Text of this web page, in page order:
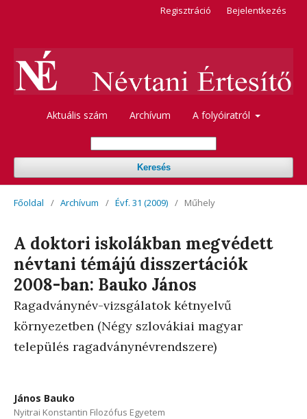
Aktuális szám Archívum A folyóiratról
Keresés
Regisztráció Bejelentkezés
Főoldal / Archívum / Évf. 31 (2009) / Műhely
A doktori iskolákban megvédett
névtani témájú disszertációk
2008-ban: Bauko János
Ragadványnév-vizsgálatok kétnyelvű
környezetben (Négy szlovákiai magyar
település ragadványnévrendszere)
János Bauko
Nyitrai Konstantin Filozófus Egyetem